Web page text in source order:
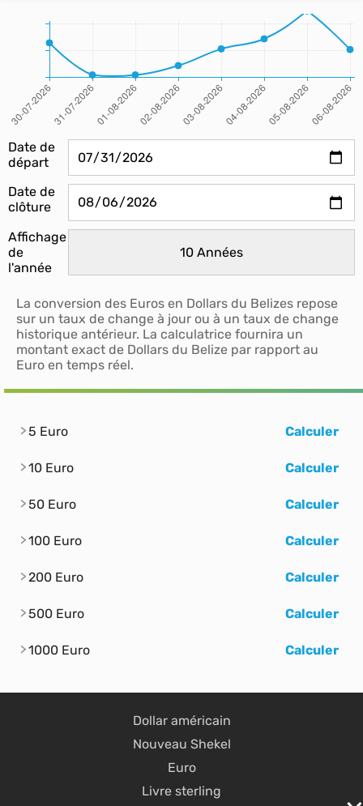
Date de
départ
Date de
clôture
Affichage
de
l'année
La conversion des Euros en Dollars du Belizes repose
sur un taux de change à jour ou à un taux de change
historique antérieur. La calculatrice fournira un
montant exact de Dollars du Belize par rapport au
Euro en temps réel.
5 Euro Calculer
10 Euro Calculer
50 Euro Calculer
100 Euro Calculer
200 Euro Calculer
500 Euro Calculer
1000 Euro Calculer
Dollar américain
Nouveau Shekel
Euro
Livre sterling